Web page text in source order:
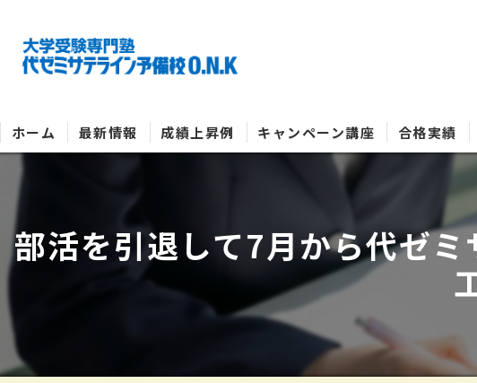
ホーム 最新情報 成績上昇例 キャンペーン講座 合格実績
部活を引退して7月から代ゼ